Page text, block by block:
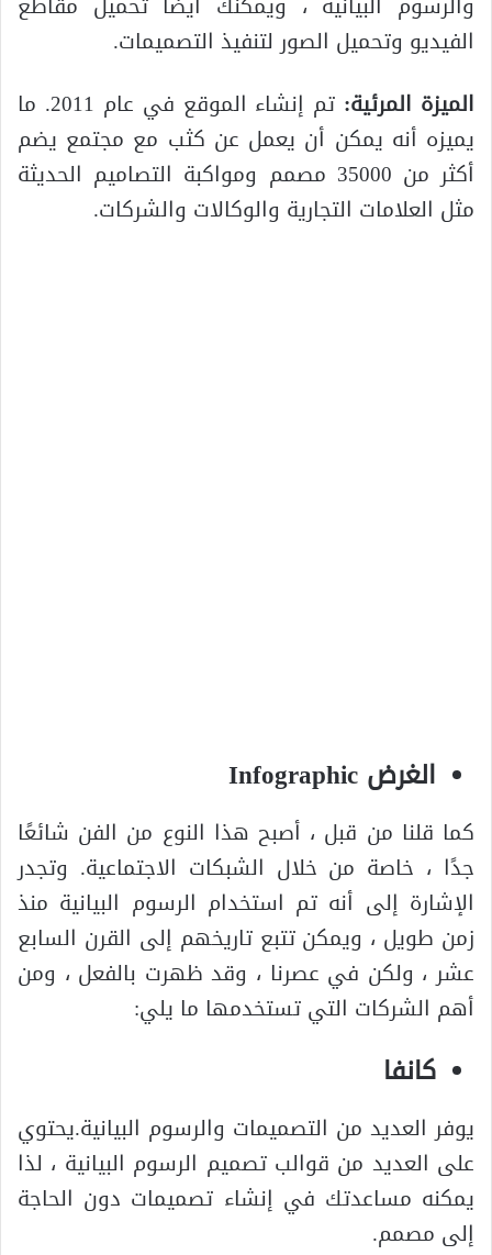
الفيديو وتحميل الصور لتنفيذ التصميمات.
الميزة المرئية:
تم إنشاء الموقع في عام 2011. ما
يميزه أنه يمكن أن يعمل عن كثب مع مجتمع يضم
أكثر من 35000 مصمم ومواكبة التصاميم الحديثة
مثل العلامات التجارية والوكالات والشركات.
الغرض Infographic
كما قلنا من قبل ، أصبح هذا النوع من الفن شائعًا
جدًا ، خاصة من خلال الشبكات الاجتماعية. وتجدر
الإشارة إلى أنه تم استخدام الرسوم البيانية منذ
زمن طويل ، ويمكن تتبع تاريخهم إلى القرن السابع
عشر ، ولكن في عصرنا ، وقد ظهرت بالفعل ، ومن
أهم الشركات التي تستخدمها ما يلي:
كانفا
يوفر العديد من التصميمات والرسوم البيانية.يحتوي
على العديد من قوالب تصميم الرسوم البيانية ، لذا
يمكنه مساعدتك في إنشاء تصميمات دون الحاجة
إلى مصمم.